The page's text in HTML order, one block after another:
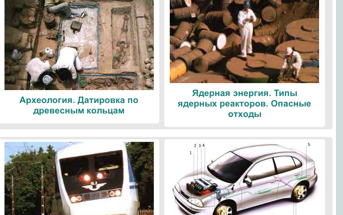
Археология. Датировка по
древесным кольцам
Ядерная энергия. Типы
ядерных реакторов. Опасные
отходы